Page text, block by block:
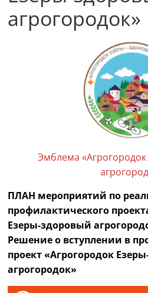
агрогородок»
Эмблема
ПЛАН мероприятий по
профилактического
Езеры-здоровый
Решение о вступлении в
проект «Агрогородок
агрогородок»